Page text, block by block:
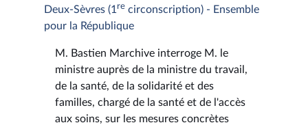
Deux-Sèvres (1 re circonscription) - Ensemble
pour la République
M. Bastien Marchive interroge M. le
ministre auprès de la ministre du travail,
de la santé, de la solidarité et des
familles, chargé de la santé et de l'accès
aux soins, sur les mesures concrètes